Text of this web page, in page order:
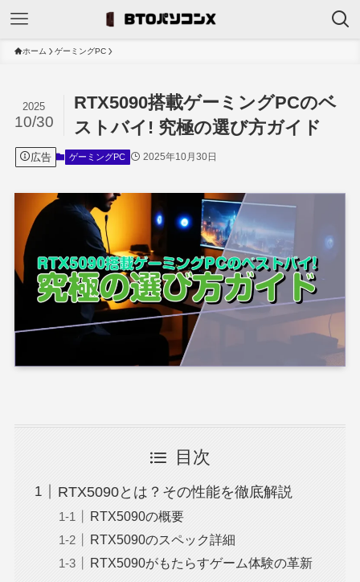
ホーム ゲーミングPC
RTX5090搭載ゲーミングPCのベ
ストバイ! 究極の選び方ガイド
2025
10/30
広告 ゲーミングPC 2025年10月30日
目次
RTX5090とは？その性能を徹底解説
RTX5090の概要
RTX5090のスペック詳細
RTX5090がもたらすゲーム体験の革新